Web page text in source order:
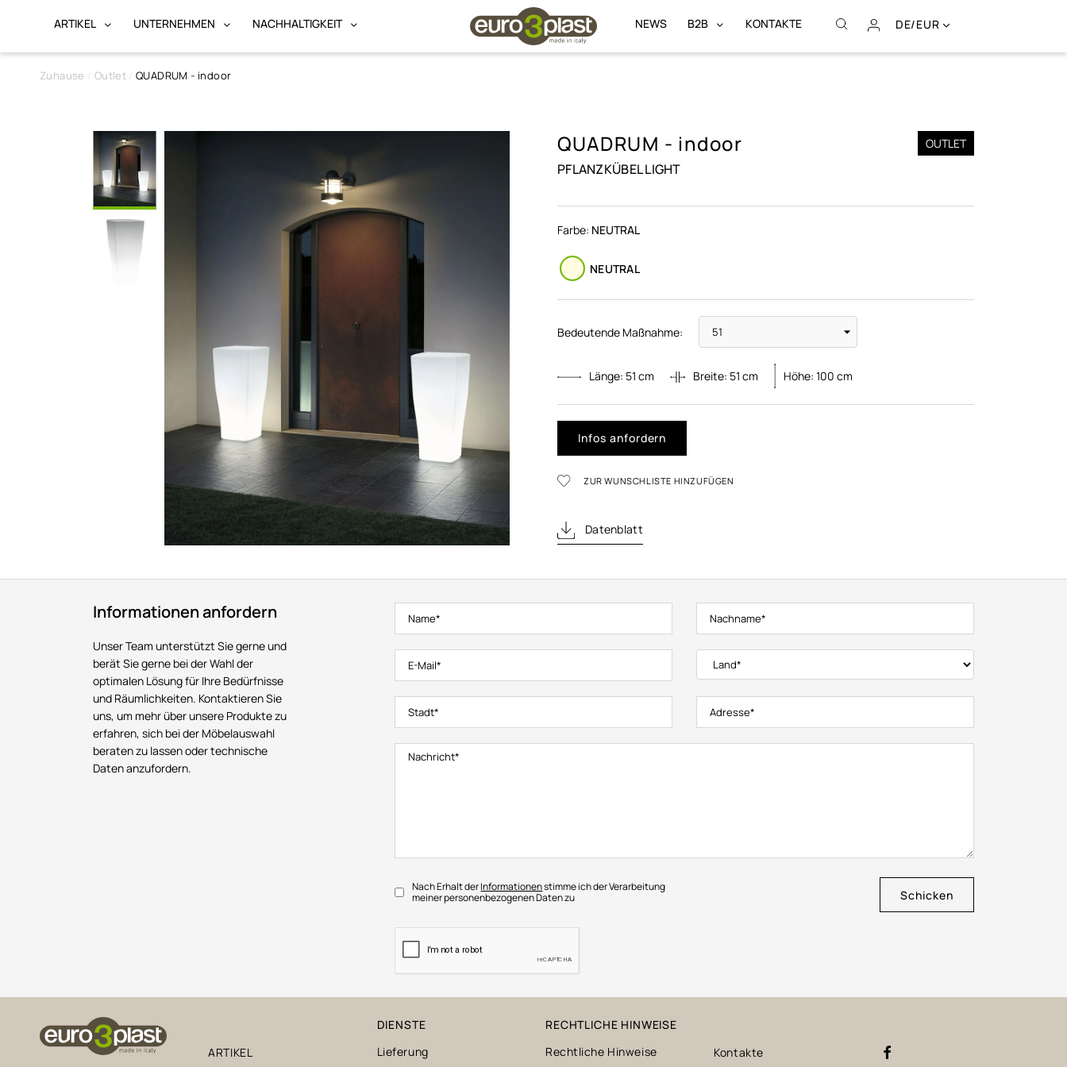
ARTIKEL UNTERNEHMEN NACHHALTIGKEIT NEWS B2B KONTAKTE DE/EUR
Zuhause Outlet QUADRUM - indoor
OUTLET
QUADRUM - indoor
PFLANZKÜBEL LIGHT
Farbe: NEUTRAL
NEUTRAL
Bedeutende Maßnahme:
Länge: 51 cm Breite: 51 cm Höhe:100 cm
Infos anfordern
ZUR WUNSCHLISTE HINZUFÜGEN
Datenblatt
Informationen anfordern
Unser Team unterstützt Sie gerne und
berät Sie gerne bei der Wahl der
optimalen Lösung für Ihre Bedürfnisse
und Räumlichkeiten. Kontaktieren Sie
uns, um mehr über unsere Produkte zu
erfahren, sich bei der Möbelauswahl
beraten zu lassen oder technische
Daten anzufordern.
Nach Erhalt derInformationenstimme ich der Verarbeitung
meiner personenbezogenen Daten zu
Schicken
ARTIKEL
DIENSTE
Lieferung
RECHTLICHE HINWEISE
Rechtliche Hinweise
Kontakte